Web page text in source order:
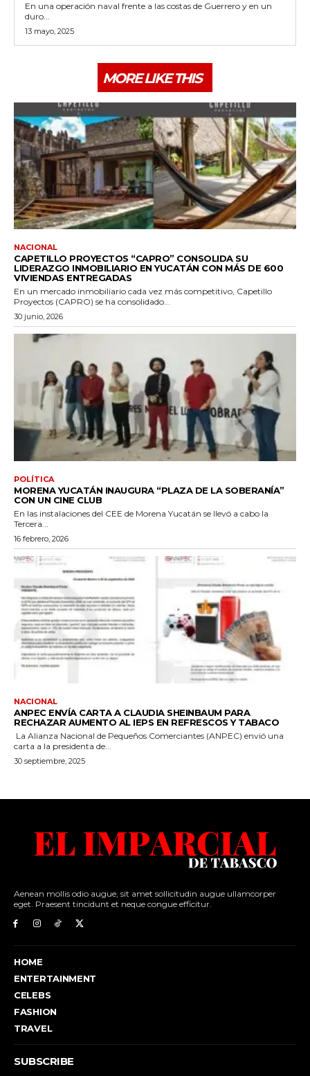
Aenean mollis odio augue, sit amet sollicitudin augue ullamcorper
eget. Praesent tincidunt et neque congue efficitur.
HOME
ENTERTAINMENT
CELEBS
FASHION
TRAVEL
SUBSCRIBE